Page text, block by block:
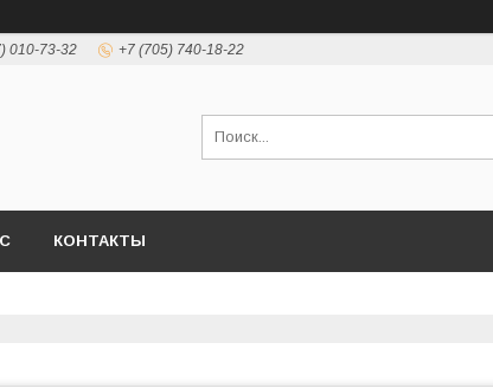
010-73-32 +7 (705) 740-18-22
КОНТАКТЫ